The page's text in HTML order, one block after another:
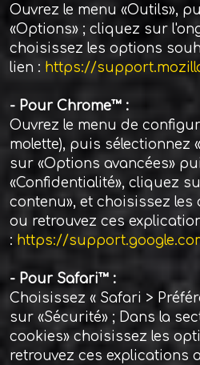
Ouvrez le menu «Outils»,
«Options» ; cliquez sur
choisissez les options
lien : https://
- Pour Chrome™ :
Ouvrez le menu de
molette), puis sélectionnez
sur «Options avancées»
«Confidentialité», cliquez
contenu», et choisissez
ou retrouvez ces
: https://
- Pour Safari™ :
Choisissez « Safari >
sur «Sécurité» ; Dans la
cookies» choisissez les
retrouvez ces explications